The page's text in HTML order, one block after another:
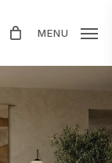
MENU